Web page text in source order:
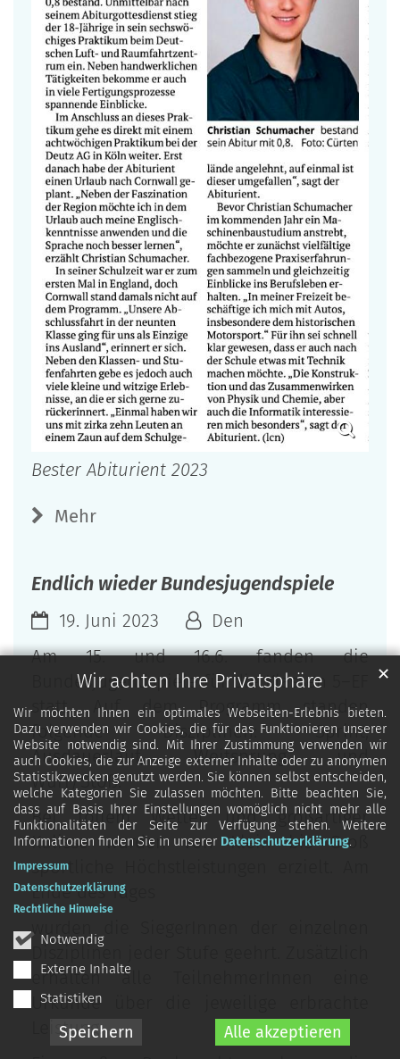
Wir achten Ihre Privatsphäre
Wir möchten Ihnen ein optimales Webseiten-Erlebnis bieten.
Dazu verwenden wir Cookies, die für das Funktionieren unserer
Website notwendig sind. Mit Ihrer Zustimmung verwenden wir
auch Cookies, die zur Anzeige externer Inhalte oder zu anonymen
Statistikzwecken genutzt werden. Sie können selbst entscheiden,
welche Kategorien Sie zulassen möchten. Bitte beachten Sie,
dass auf Basis Ihrer Einstellungen womöglich nicht mehr alle
Funktionalitäten der Seite zur Verfügung stehen. Weitere
Informationen finden Sie in unserer Datenschutzerklärung.
Notwendig
Externe Inhalte
Statistiken
Speichern Alle akzeptieren
✕
Impressum
Datenschutzerklärung
Rechtliche Hinweise
Bester Abiturient 2023
Mehr
Endlich wieder Bundesjugendspiele
19. Juni 2023
Den
Am 15. und 16.6. fanden die
Bundesjugendspiele für die Klassen 5–EF
statt. Auf dem Programm standen
folgende Disziplinen: Sprint,
Ausdauerlauf, Weitsprung und
Wurf/Stoß.
Bei tollem Wetter und großartiger
Kulisse wurden von Klein bis Groß
sportliche Höchstleistungen erzielt. Am
Ende des Tages
wurden die SiegerInnen der einzelnen
Disziplinen jeder Stufe geehrt. Zusätzlich
erhalten alle TeilnehmerInnen eine
Urkunde über die jeweilige erbrachte
Leistung.